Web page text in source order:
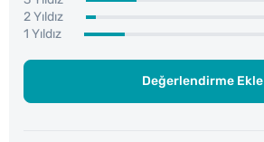
2 Yıldız
1 Yıldız
Değerlendirme Ekle